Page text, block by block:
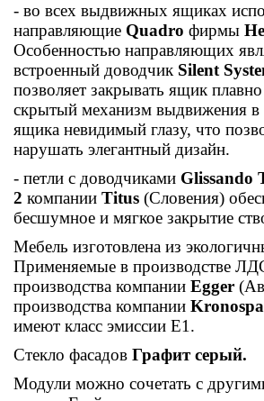
- во всех выдвижных ящиках
направляющие Quadro фирмы
Особенностью направляющих
встроенный доводчик Silent
позволяет закрывать ящик
скрытый механизм выдвижения в
ящика невидимый глазу, что
нарушать элегантный дизайн.
- петли с доводчиками Glissando
2 компании Titus (Словения)
бесшумное и мягкое закрытие
Мебель изготовлена из
Применяемые в производстве
производства компании Egger
производства компании
имеют класс эмиссии Е1.
Стекло фасадов Графит серый.
Модули можно сочетать с